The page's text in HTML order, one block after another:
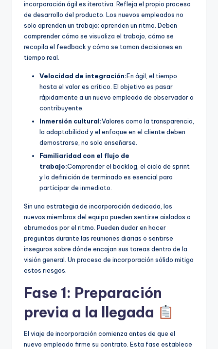
incorporación ágil es iterativa. Refleja el propio proceso
de desarrollo del producto. Los nuevos empleados no
solo aprenden un trabajo; aprenden un ritmo. Deben
comprender cómo se visualiza el trabajo, cómo se
recopila el feedback y cómo se toman decisiones en
tiempo real.
Velocidad de integración:En ágil, el tiempo
hasta el valor es crítico. El objetivo es pasar
rápidamente a un nuevo empleado de observador a
contribuyente.
Inmersión cultural:Valores como la transparencia,
la adaptabilidad y el enfoque en el cliente deben
demostrarse, no solo enseñarse.
Familiaridad con el flujo de
trabajo:Comprender el backlog, el ciclo de sprint
y la definición de terminado es esencial para
participar de inmediato.
Sin una estrategia de incorporación dedicada, los
nuevos miembros del equipo pueden sentirse aislados o
abrumados por el ritmo. Pueden dudar en hacer
preguntas durante las reuniones diarias o sentirse
inseguros sobre dónde encajan sus tareas dentro de la
visión general. Un proceso de incorporación sólido mitiga
estos riesgos.
Fase 1: Preparación
previa a la llegada
El viaje de incorporación comienza antes de que el
nuevo empleado firme su contrato. Esta fase establece